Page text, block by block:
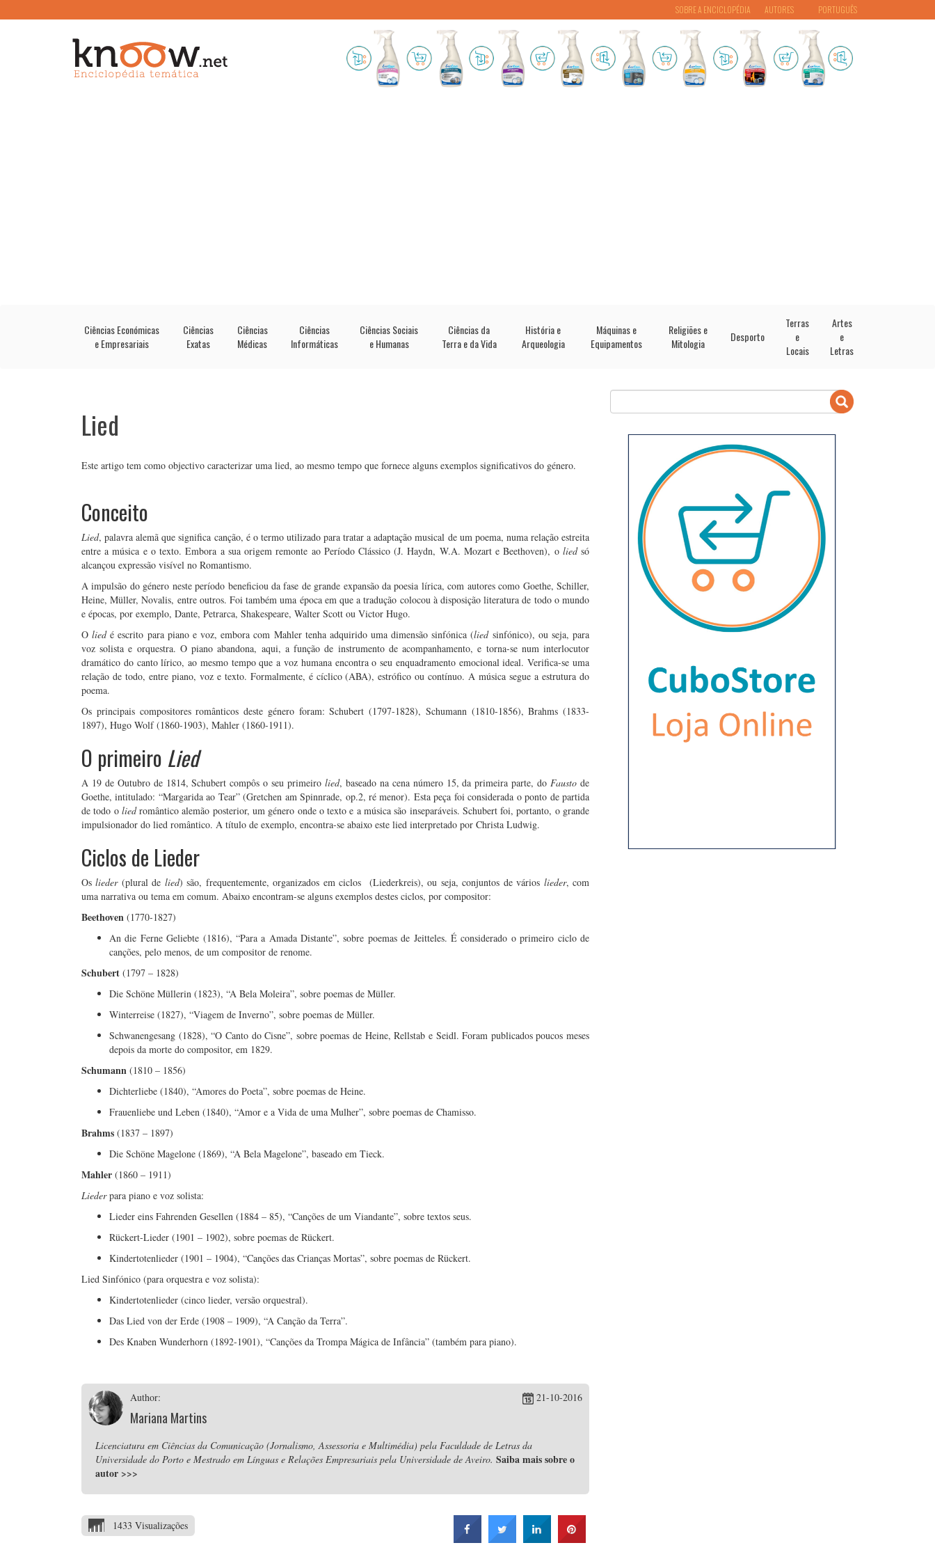
PORTUGUÊS
SOBRE A ENCICLOPÉDIA AUTORES
Ciências Económicas
e Empresariais
Ciências
Exatas
Ciências
Médicas
Ciências
Informáticas
Ciências Sociais
e Humanas
Ciências da
Terra e da Vida
História e
Arqueologia
Máquinas e
Equipamentos
Religiões e
Mitologia
Desporto
Terras
e
Locais
Artes
e
Letras
Lied
Este artigo tem como objectivo caracterizar uma lied, ao mesmo tempo que fornece alguns exemplos significativos do género.
Conceito
Lied, palavra alemã que significa canção, é o termo utilizado para tratar a adaptação musical de um poema, numa relação estreita
entre a música e o texto. Embora a sua origem remonte ao Período Clássico (J. Haydn, W.A. Mozart e Beethoven), oliedsó
alcançou expressão visível no Romantismo.
A impulsão do género neste período beneficiou da fase de grande expansão da poesia lírica, com autores como Goethe, Schiller,
Heine, Müller, Novalis, entre outros. Foi também uma época em que a tradução colocou à disposição literatura de todo o mundo
e épocas, por exemplo, Dante, Petrarca, Shakespeare, Walter Scott ou Victor Hugo.
Oliedé escrito para piano e voz, embora com Mahler tenha adquirido uma dimensão sinfónica (liedsinfónico), ou seja, para
voz solista e orquestra. O piano abandona, aqui, a função de instrumento de acompanhamento, e torna-se num interlocutor
dramático do canto lírico, ao mesmo tempo que a voz humana encontra o seu enquadramento emocional ideal. Verifica-se uma
relação de todo, entre piano, voz e texto. Formalmente, é cíclico (ABA), estrófico ou contínuo. A música segue a estrutura do
poema.
Os principais compositores românticos deste género foram: Schubert (1797-1828), Schumann (1810-1856), Brahms (1833-
1897), Hugo Wolf (1860-1903), Mahler (1860-1911).
O primeiro Lied
A 19 de Outubro de 1814, Schubert compôs o seu primeiro lied, baseado na cena número 15, da primeira parte, doFausto de
Goethe, intitulado: “Margarida ao Tear” (Gretchen am Spinnrade, op.2, ré menor). Esta peça foi considerada o ponto de partida
de todo oliedromântico alemão posterior, um género onde o texto e a música são inseparáveis. Schubert foi, portanto, o grande
impulsionador do lied romântico. A título de exemplo, encontra-se abaixo este lied interpretado por Christa Ludwig.
Ciclos de Lieder
Oslieder(plural de lied) são, frequentemente, organizados em ciclos (Liederkreis), ou seja, conjuntos de vários lieder, com
uma narrativa ou tema em comum. Abaixo encontram-se alguns exemplos destes ciclos, por compositor:
Beethoven (1770-1827)
An die Ferne Geliebte (1816), “Para a Amada Distante”, sobre poemas de Jeitteles. É considerado o primeiro ciclo de
canções, pelo menos, de um compositor de renome.
Schubert (1797 – 1828)
Die Schöne Müllerin (1823), “A Bela Moleira”, sobre poemas de Müller.
Winterreise (1827), “Viagem de Inverno”, sobre poemas de Müller.
Schwanengesang (1828), “O Canto do Cisne”, sobre poemas de Heine, Rellstab e Seidl. Foram publicados poucos meses
depois da morte do compositor, em 1829.
Schumann (1810 – 1856)
Dichterliebe (1840), “Amores do Poeta”, sobre poemas de Heine.
Frauenliebe und Leben (1840), “Amor e a Vida de uma Mulher”, sobre poemas de Chamisso.
Brahms (1837 – 1897)
Die Schöne Magelone (1869), “A Bela Magelone”, baseado em Tieck.
Mahler (1860 – 1911)
Liederpara piano e voz solista:
Lieder eins Fahrenden Gesellen (1884 – 85), “Canções de um Viandante”, sobre textos seus.
Rückert-Lieder (1901 – 1902), sobre poemas de Rückert.
Kindertotenlieder (1901 – 1904), “Canções das Crianças Mortas”, sobre poemas de Rückert.
Lied Sinfónico (para orquestra e voz solista):
Kindertotenlieder (cinco lieder, versão orquestral).
Das Lied von der Erde (1908 – 1909), “A Canção da Terra”.
Des Knaben Wunderhorn (1892-1901), “Canções da Trompa Mágica de Infância” (também para piano).
Author:
Mariana Martins
21-10-2016
Licenciatura em Ciências da Comunicação (Jornalismo, Assessoria e Multimédia) pela Faculdade de Letras da
Universidade do Porto e Mestrado em Línguas e Relações Empresariais pela Universidade de Aveiro. Saiba mais sobre o
autor >>>
1433 Visualizações